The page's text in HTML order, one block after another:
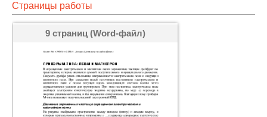
Страницы работы
9 страниц (Word-файл)